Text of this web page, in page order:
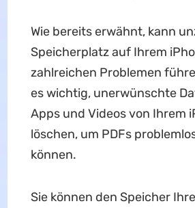
Wie bereits erwähnt, kann
Speicherplatz auf Ihrem
zahlreichen Problemen
es wichtig, unerwünschte
Apps und Videos von Ihrem
löschen, um PDFs
können.
Sie können den Speicher